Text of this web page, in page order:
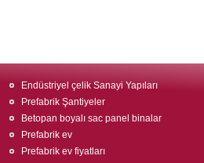
Endüstriyel çelik Sanayi Yapıları
Prefabrik Şantiyeler
Betopan boyalı sac panel binalar
Prefabrik ev
Prefabrik ev fiyatları